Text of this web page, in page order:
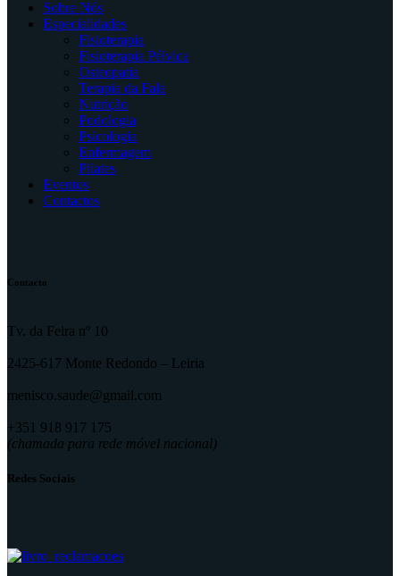
Sobre Nós
Especialidades
Fisioterapia
Fisioterapia Pélvica
Osteopatia
Terapia da Fala
Nutrição
Podologia
Psicologia
Enfermagem
Pilates
Eventos
Contactos
Contacto
Tv. da Feira nº 10
2425-617 Monte Redondo – Leiria
menisco.saude@gmail.com
+351 918 917 175
(chamada para rede móvel nacional)
Redes Sociais